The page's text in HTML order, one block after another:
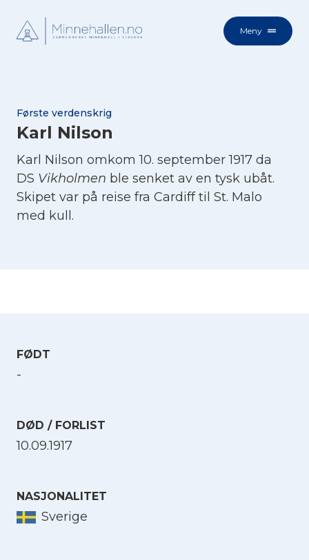
Meny
Første verdenskrig
Karl Nilson
Karl Nilson omkom 10. september 1917 da
DS Vikholmen ble senket av en tysk ubåt.
Skipet var på reise fra Cardiff til St. Malo
med kull.
FØDT
-
DØD / FORLIST
10.09.1917
NASJONALITET
Sverige